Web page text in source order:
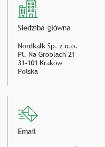
Siedziba główna
Nordkalk Sp. z o.o.
Pl. Na Groblach 21
31-101 Kraków
Polska
Email